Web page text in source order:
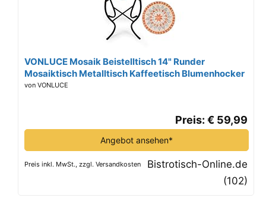
VONLUCE Mosaik Beistelltisch 14" Runder
Mosaiktisch Metalltisch Kaffeetisch Blumenhocker
Blumenständer PflanzenständerGartentisch
von VONLUCE
Preis: € 59,99
Angebot ansehen*
Preis inkl. MwSt., zzgl. Versandkosten
Bistrotisch-Online.de
(102)